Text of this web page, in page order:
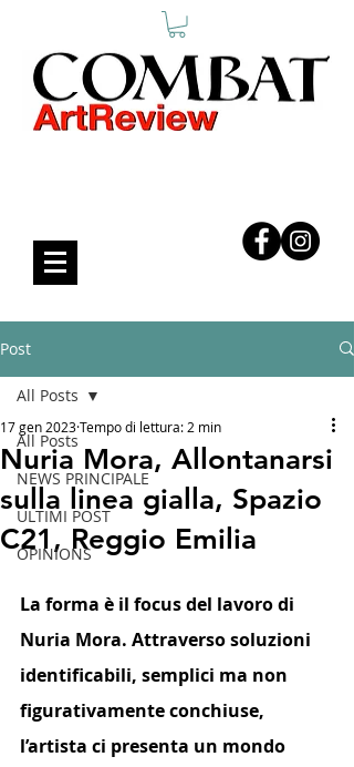
Post
All Posts
NEWS PRINCIPALE
ULTIMI POST
OPINIONS
All Posts
Nuria Mora, Allontanarsi
sulla linea gialla, Spazio
C21, Reggio Emilia
17 gen 2023Tempo di lettura: 2 min
La forma è il focus del lavoro di
Nuria Mora. Attraverso soluzioni
identificabili, semplici ma non
figurativamente conchiuse,
l’artista ci presenta un mondo